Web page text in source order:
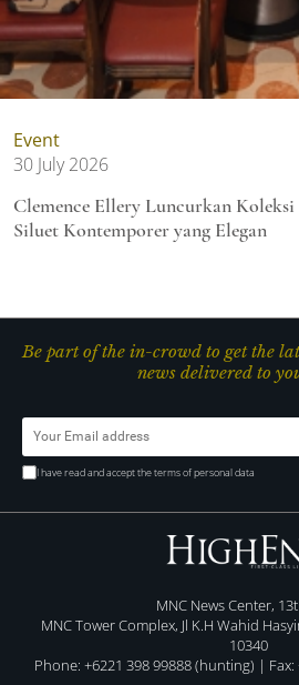
Event
30 July 2026
Clemence Ellery Luncurkan
Siluet Kontemporer yang Elegan
Be part of the in-crowd to get the
news delivered to
I have read and accept the terms of personal data
MNC News Center,
MNC Tower Complex, Jl K.H Wahid
10340
Phone: +6221 398 99888 (hunting) | Fax: